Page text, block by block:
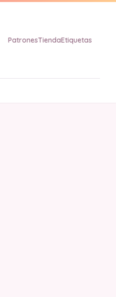
PatronesTiendaEtiquetas